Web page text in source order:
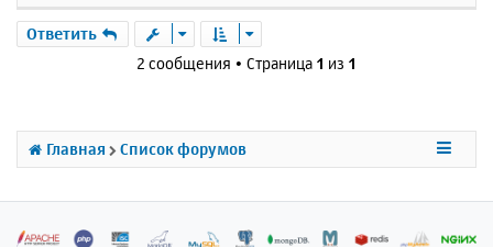
н
и
е
с
н
ч
Ответить
2 сообщения • Страница 1 из 1
Главная Список форумов